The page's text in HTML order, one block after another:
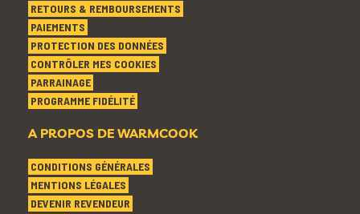
RETOURS & REMBOURSEMENTS
PAIEMENTS
PROTECTION DES DONNÉES
CONTRÔLER MES COOKIES
PARRAINAGE
PROGRAMME FIDÉLITÉ
A PROPOS DE WARMCOOK
CONDITIONS GÉNÉRALES
MENTIONS LÉGALES
DEVENIR REVENDEUR